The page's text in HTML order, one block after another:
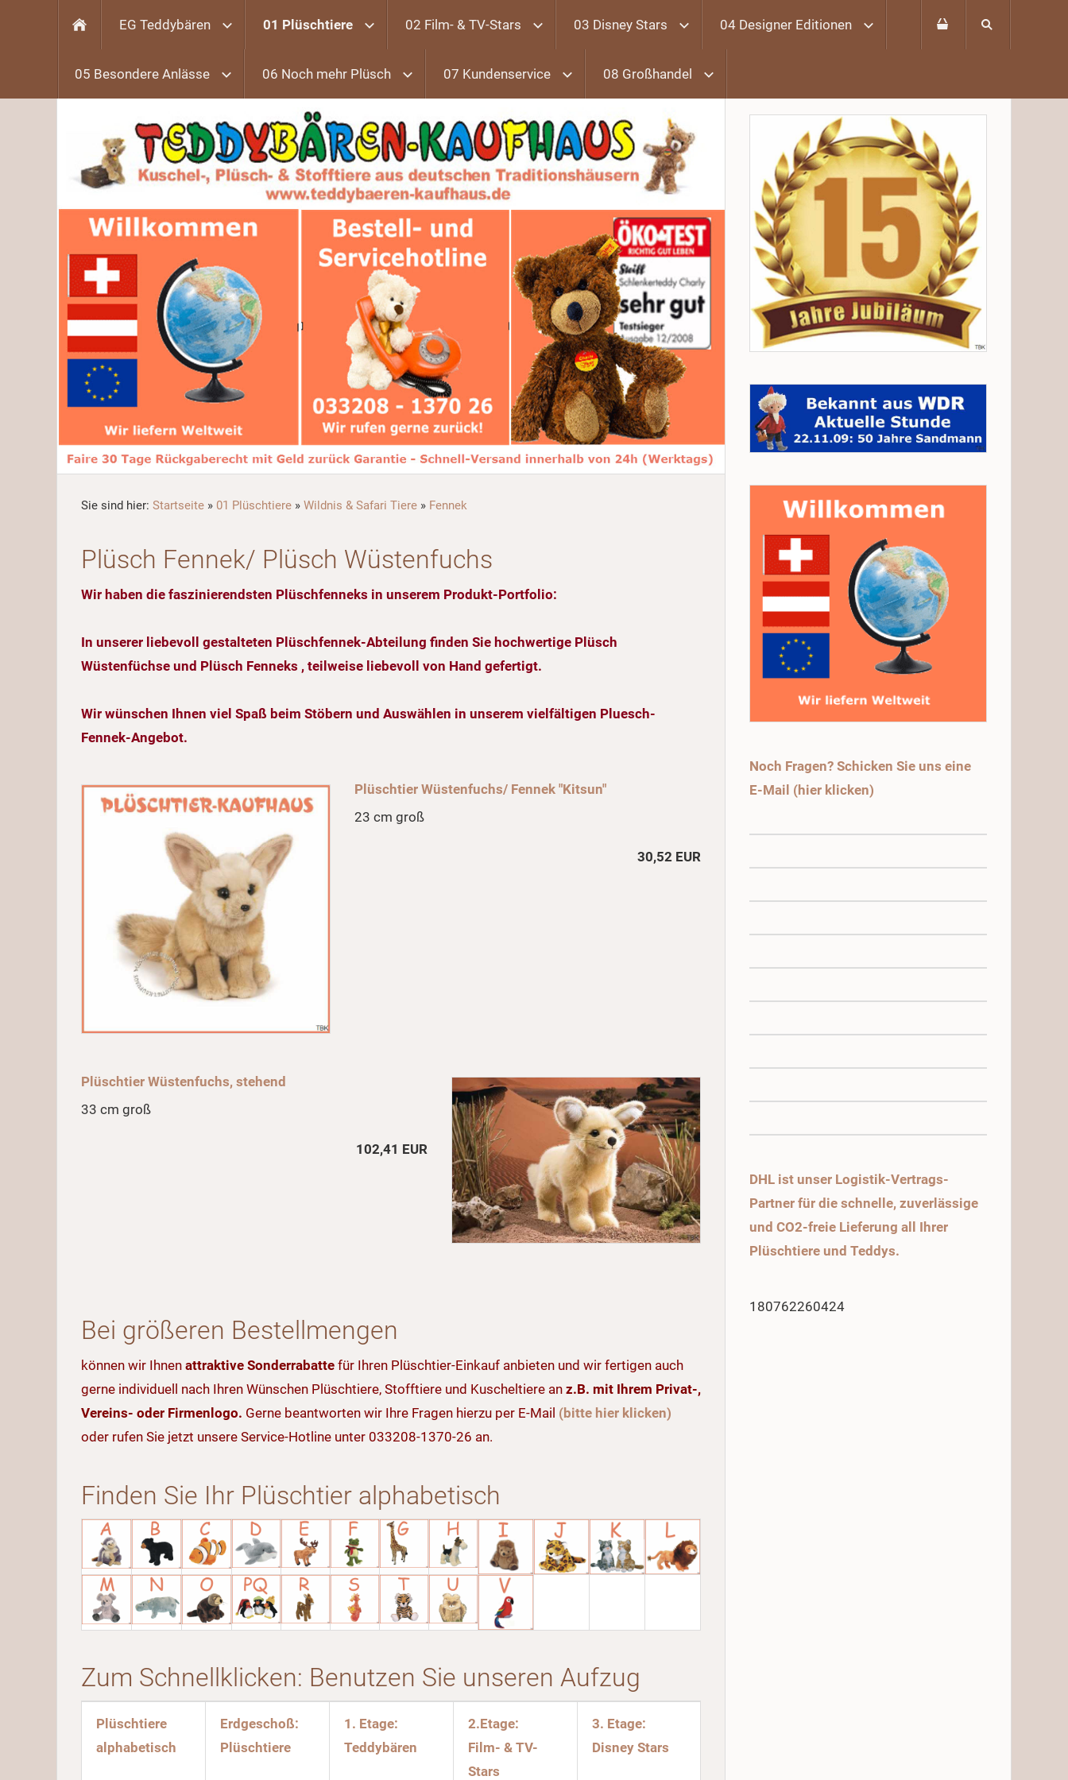
EG Teddybären 01 Plüschtiere 02 Film- & TV-Stars 03 Disney Stars 04 Designer Editionen
05 Besondere Anlässe 06 Noch mehr Plüsch 07 Kundenservice 08 Großhandel
Sie sind hier: Startseite » 01 Plüschtiere » Wildnis & Safari Tiere » Fennek
Plüsch Fennek/ Plüsch Wüstenfuchs
Wir haben die faszinierendsten Plüschfenneks in unserem Produkt-Portfolio:
In unserer liebevoll gestalteten Plüschfennek-Abteilung finden Sie hochwertige Plüsch
Wüstenfüchse und Plüsch Fenneks , teilweise liebevoll von Hand gefertigt.
Wir wünschen Ihnen viel Spaß beim Stöbern und Auswählen in unserem vielfältigen Pluesch-
Fennek-Angebot.
Plüschtier Wüstenfuchs/ Fennek "Kitsun"
23 cm groß
30,52 EUR
Plüschtier Wüstenfuchs, stehend
33 cm groß
102,41 EUR
Bei größeren Bestellmengen
können wir Ihnen attraktive Sonderrabatte für Ihren Plüschtier-Einkauf anbieten und wir fertigen auch
gerne individuell nach Ihren Wünschen Plüschtiere, Stofftiere und Kuscheltiere an z.B. mit Ihrem Privat-,
Vereins- oder Firmenlogo. Gerne beantworten wir Ihre Fragen hierzu per E-Mail (bitte hier klicken)
oder rufen Sie jetzt unsere Service-Hotline unter 033208-1370-26 an.
Finden Sie Ihr Plüschtier alphabetisch
Zum Schnellklicken: Benutzen Sie unseren Aufzug
Plüschtiere
alphabetisch
Erdgeschoß:
Plüschtiere
1. Etage:
Teddybären
2.Etage:
Film- & TV-
Stars
3. Etage:
Disney Stars
Noch Fragen? Schicken Sie uns eine
E-Mail (hier klicken)
DHL ist unser Logistik-Vertrags-
Partner für die schnelle, zuverlässige
und CO2-freie Lieferung all Ihrer
Plüschtiere und Teddys.
180762260424